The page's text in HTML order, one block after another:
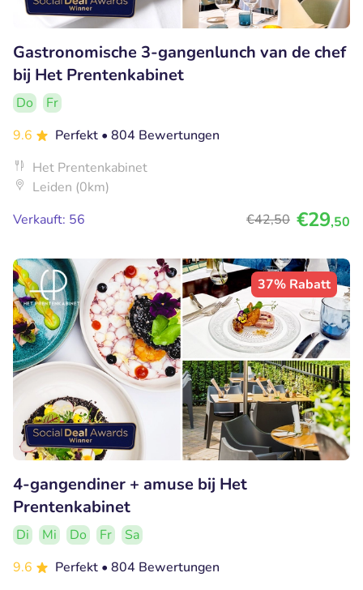
Gastronomische 3-gangenlunch van de chef
bij Het Prentenkabinet
Do
Fr
9.6
Perfekt • 804 Bewertungen
Het Prentenkabinet
Leiden (0km)
Verkauft: 56
€42,50 €29,50
37% Rabatt
4-gangendiner + amuse bij Het
Prentenkabinet
Di Mi Do Fr
Sa
9.6
Perfekt • 804 Bewertungen